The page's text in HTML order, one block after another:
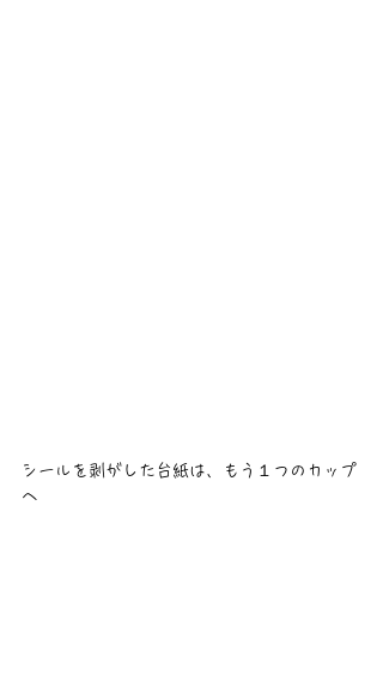
シールを剥がした台紙は、もう１つのカップ
へ